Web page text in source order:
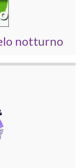
notturno